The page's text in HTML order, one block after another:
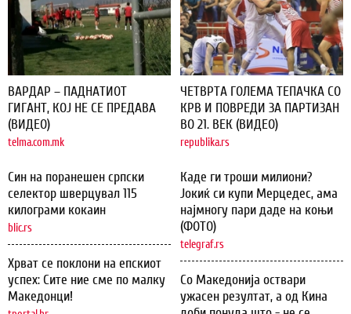
ВАРДАР – ПАДНАТИОТ
ГИГАНТ, КОЈ НЕ СЕ ПРЕДАВА
(ВИДЕО)
telma.com.mk
Син на поранешен српски
селектор шверцувал 115
килограми кокаин
blic.rs
Хрват се поклони на епскиот
успех: Сите ние сме по малку
Македонци!
ЧЕТВРТА ГОЛЕМА ТЕПАЧКА СО
КРВ И ПОВРЕДИ ЗА ПАРТИЗАН
ВО 21. ВЕК (ВИДЕО)
republika.rs
Каде ги троши милиони?
Јокиќ си купи Мерцедес, ама
најмногу пари даде на коњи
(ФОТО)
telegraf.rs
Со Македонија оствари
ужасен резултат, а од Кина